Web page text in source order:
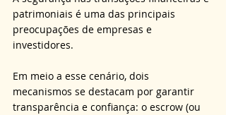
patrimoniais é uma das principais
preocupações de empresas e
investidores.
Em meio a esse cenário, dois
mecanismos se destacam por garantir
transparência e confiança: o escrow (ou